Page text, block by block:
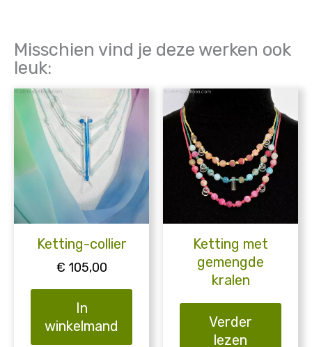
Misschien vind je deze werken ook
leuk:
Ketting-collier
€ 105,00
In
winkelmand
Ketting met
gemengde
kralen
Verder
lezen